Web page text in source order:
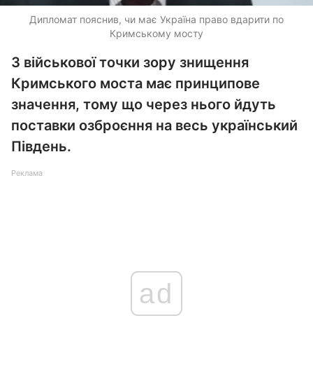
Дипломат пояснив, чи має Україна право вдарити по
Кримському мосту
З військової точки зору знищення
Кримського моста має принципове
значення, тому що через нього йдуть
поставки озброєння на весь український
Південь.
Реклама
ad